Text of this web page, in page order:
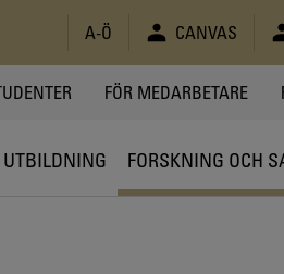
A-Ö CANVAS
FÖR MEDARBETARE
UTBILDNING FORSKNING OCH